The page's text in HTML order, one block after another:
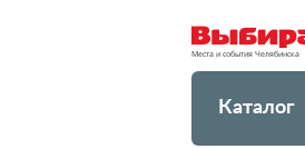
Места и события Челябинска
Каталог